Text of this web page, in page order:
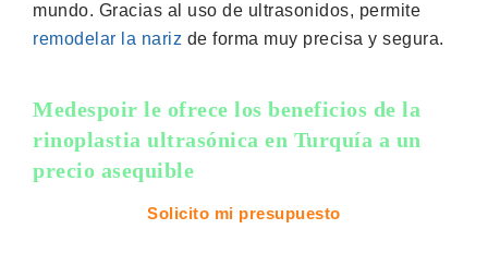
mundo. Gracias al uso de ultrasonidos, permite
remodelar la nariz de forma muy precisa y segura.
Medespoir le ofrece los beneficios de la
rinoplastia ultrasónica en Turquía a un
precio asequible
Solicito mi presupuesto